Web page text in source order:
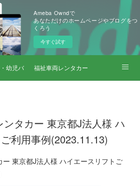
Ameba Owndで
あなただけのホームページやブログをつ
くろう
今すぐ試す
幼児バス レンタカー福祉車両レンタカー
タカー 東京都J法人様 ハ
利用事例(2023.11.13)
東京都J法人様 ハイエースリフトご